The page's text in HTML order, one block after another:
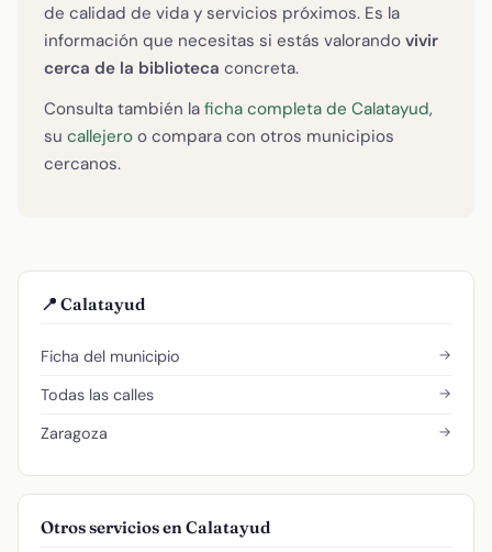
de calidad de vida y servicios próximos. Es la
información que necesitas si estás valorando vivir
cerca de la biblioteca concreta.
Consulta también la ficha completa de Calatayud,
su callejero o compara con otros municipios
cercanos.
📍 Calatayud
Ficha del municipio →
Todas las calles →
Zaragoza →
Otros servicios en Calatayud